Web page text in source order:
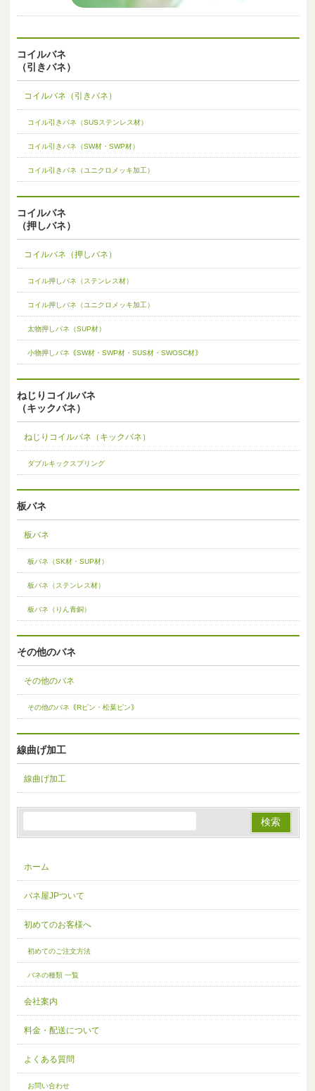
コイルバネ
（引きバネ）
コイルバネ（引きバネ）
コイル引きバネ（SUSステンレス材）
コイル引きバネ（SW材・SWP材）
コイル引きバネ（ユニクロメッキ加工）
コイルバネ
（押しバネ）
コイルバネ（押しバネ）
コイル押しバネ（ステンレス材）
コイル押しバネ（ユニクロメッキ加工）
太物押しバネ（SUP材）
小物押しバネ｟SW材・SWP材・SUS材・SWOSC材｠
ねじりコイルバネ
（キックバネ）
ねじりコイルバネ（キックバネ）
ダブルキックスプリング
板バネ
板バネ
板バネ（SK材・SUP材）
板バネ（ステンレス材）
板バネ（りん青銅）
その他のバネ
その他のバネ
その他のバネ｟Rピン・松葉ピン｠
線曲げ加工
線曲げ加工
ホーム
バネ屋JPついて
初めてのお客様へ
初めてのご注文方法
バネの種類 一覧
会社案内
料金・配送について
よくある質問
お問い合わせ